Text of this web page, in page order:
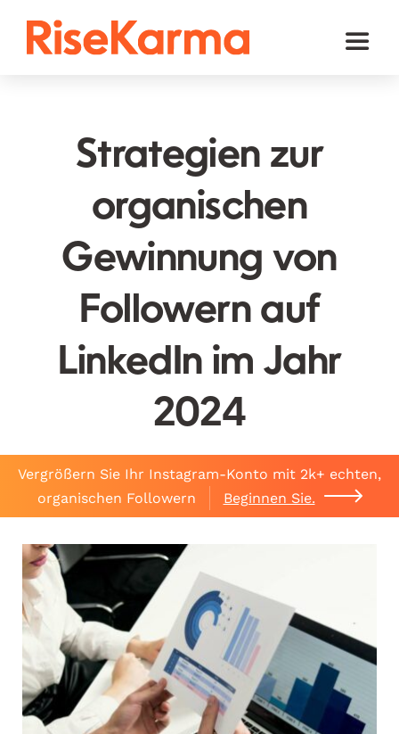
Toggle
TikTok
Youtube
Twitter (𝕏)
Andere
Warenkorb
Strategien zur
organischen
Gewinnung von
Followern auf
LinkedIn im Jahr
2024
Vergrößern Sie Ihr Instagram-Konto mit 2k+ echten,
organischen Followern
Beginnen Sie.